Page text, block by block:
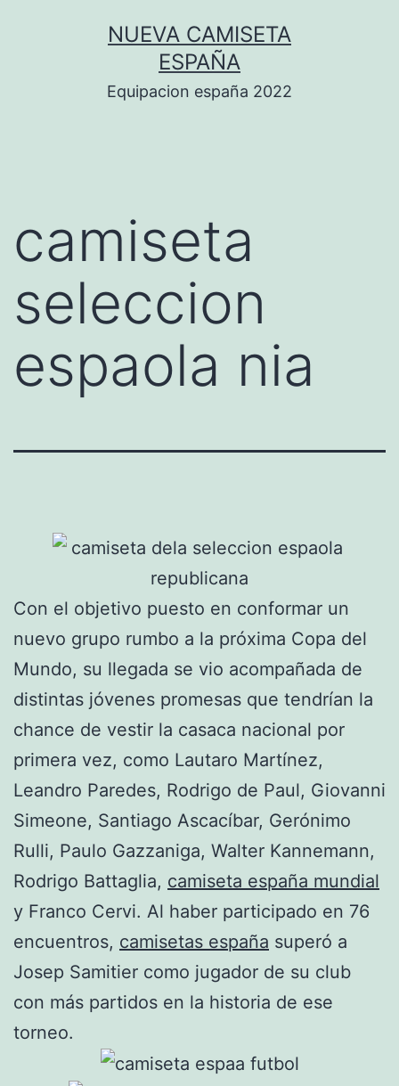
NUEVA CAMISETA
ESPAÑA
Equipacion españa 2022
camiseta
seleccion
espaola nia
Con el objetivo puesto en conformar un
nuevo grupo rumbo a la próxima Copa del
Mundo, su llegada se vio acompañada de
distintas jóvenes promesas que tendrían la
chance de vestir la casaca nacional por
primera vez, como Lautaro Martínez,
Leandro Paredes, Rodrigo de Paul, Giovanni
Simeone, Santiago Ascacíbar, Gerónimo
Rulli, Paulo Gazzaniga, Walter Kannemann,
Rodrigo Battaglia, camiseta españa mundial
y Franco Cervi. Al haber participado en 76
encuentros, camisetas españa superó a
Josep Samitier como jugador de su club
con más partidos en la historia de ese
torneo.